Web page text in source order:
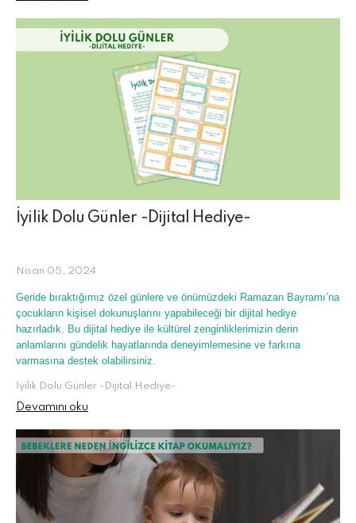
İyilik Dolu Günler -Dijital Hediye-
Nisan 05, 2024
Geride bıraktığımız özel günlere ve önümüzdeki Ramazan Bayramı’na
çocukların kişisel dokunuşlarını yapabileceği bir dijital hediye
hazırladık. Bu dijital hediye ile kültürel zenginliklerimizin derin
anlamlarını gündelik hayatlarında deneyimlemesine ve farkına
varmasına destek olabilirsiniz.
İyilik Dolu Günler -Dijital Hediye-
Devamını oku